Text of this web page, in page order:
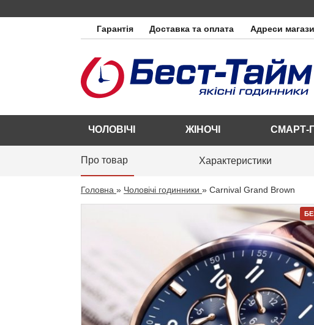
Гарантія Доставка та оплата Адреси
ЧОЛОВІЧІ ЖІНОЧІ СМАРТ-
Про товар Характеристики
Головна » Чоловічі годинники » Carnival Grand Brown